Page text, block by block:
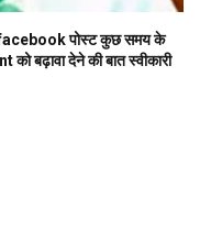
facebook पोस्ट कुछ समय के
बढ़ावा देने की बात स्वीकारी